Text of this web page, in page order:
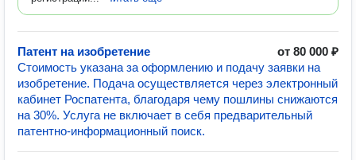
Патент на изобретение
от 80 000 ₽
Стоимость указана за оформлению и подачу заявки на
изобретение. Подача осуществляется через электронный
кабинет Роспатента, благодаря чему пошлины снижаются
на 30%. Услуга не включает в себя предварительный
патентно-информационный поиск.